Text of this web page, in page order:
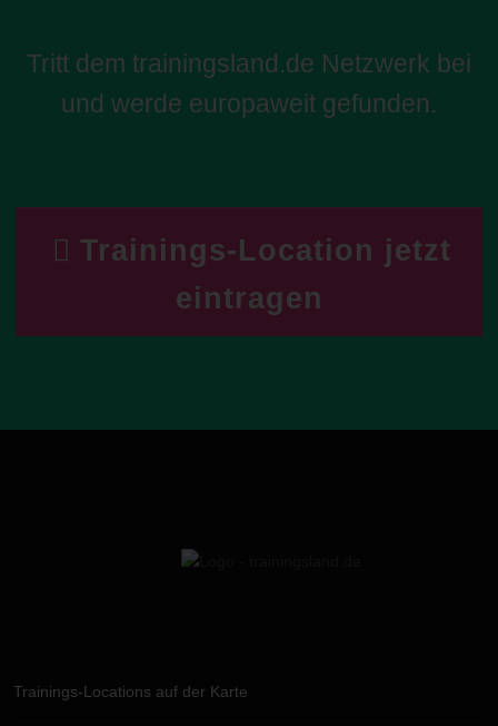
Tritt dem trainingsland.de Netzwerk bei
und werde europaweit gefunden.
Trainings-Location jetzt
eintragen
Trainings-Locations auf der Karte